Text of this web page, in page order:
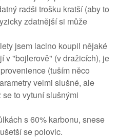
radši trošku kratší (aby to
zdatnější si může
jsem lacino koupil nějaké
v "bojlerově" (v dražicích), je
(tuším něco
velmi slušné, ale
to vytuní slušnými
s 60% karbonu, snese
se polovic.